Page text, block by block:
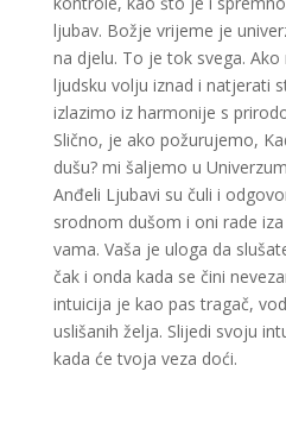
ljubav. Božje vrijeme je
na djelu. To je tok svega.
ljudsku volju iznad i natjerati
izlazimo iz harmonije s
Slično, je ako požurujemo,
dušu? mi šaljemo u
Anđeli Ljubavi su čuli i
srodnom dušom i oni rade
vama. Vaša je uloga da
čak i onda kada se čini
intuicija je kao pas tragač,
uslišanih želja. Slijedi svoju
kada će tvoja veza doći.
Broj tel:
tel:0,93€ -
EMA/ Kod 30
Tarot
TEHNIKE:astrologija, tarot,
karte, numerologija
Broj tel: 064/
tel:0,93€ -